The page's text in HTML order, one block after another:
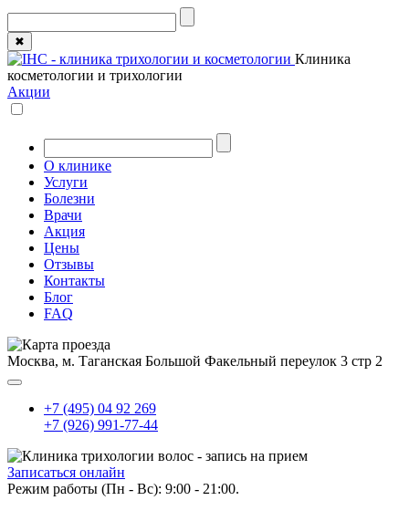
✖
Клиника
косметологии и трихологии
Акции
О клинике
Услуги
Болезни
Врачи
Акция
Цены
Отзывы
Контакты
Блог
FAQ
Москва, м. Таганская Большой Факельный переулок 3 стр 2
+7 (495) 04 92 269
+7 (926) 991-77-44
Записаться онлайн
Режим работы (Пн - Вс): 9:00 - 21:00.